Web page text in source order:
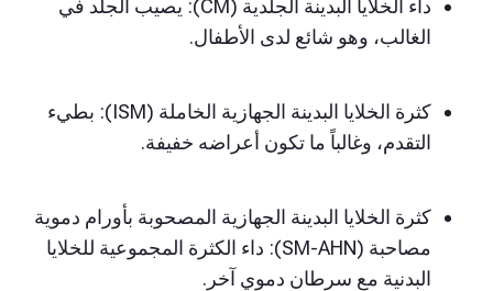
داء الخلايا البدينة الجلدية (CM): يصيب الجلد في
الغالب، وهو شائع لدى الأطفال.
كثرة الخلايا البدينة الجهازية الخاملة (ISM): بطيء
التقدم، وغالباً ما تكون أعراضه خفيفة.
كثرة الخلايا البدينة الجهازية المصحوبة بأورام دموية
مصاحبة (SM-AHN): داء الكثرة المجموعية للخلايا
البدنية مع سرطان دموي آخر.